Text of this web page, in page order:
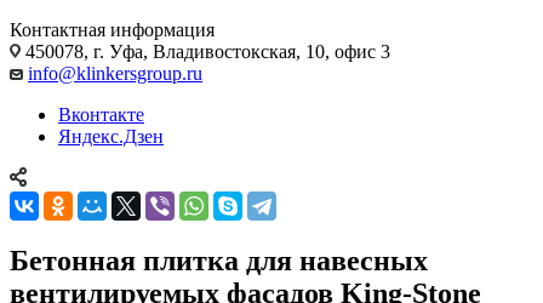
Контактная информация
450078, г. Уфа, Владивостокская, 10, офис 3
info@klinkersgroup.ru
Вконтакте
Яндекс.Дзен
Бетонная плитка для навесных
вентилируемых фасадов King-Stone